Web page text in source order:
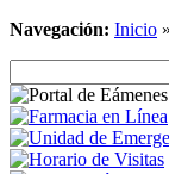
Navegación: Inicio »